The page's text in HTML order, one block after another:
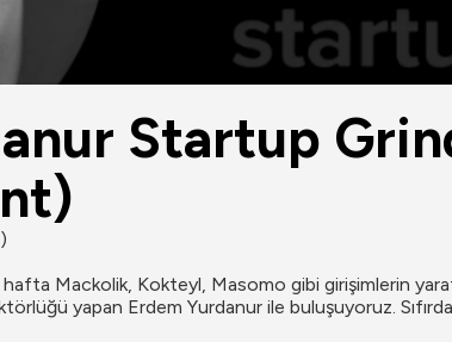
Startup
Mackolik, Kokteyl, Masomo gibi girişimlerin
yapan Erdem Yurdanur ile buluşuyoruz.